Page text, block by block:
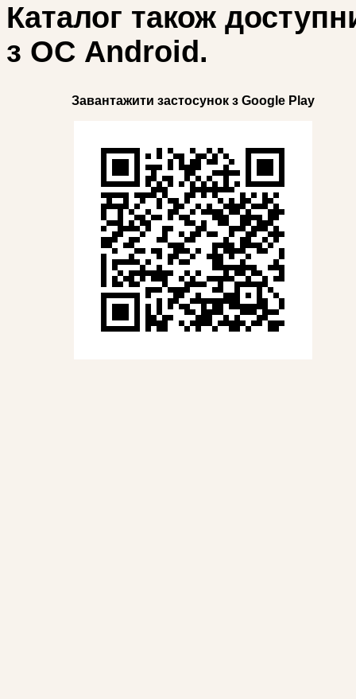
Каталог також
з ОС Android.
Завантажити застосунок з Google Play